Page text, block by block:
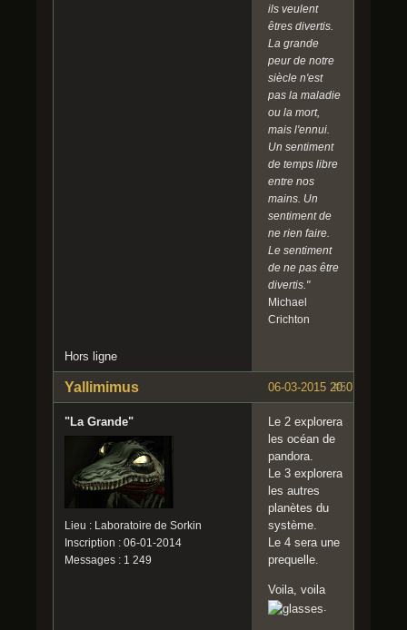
ils veulent
êtres divertis.
La grande
peur de notre
siècle n'est
pas la maladie
ou la mort,
mais l'ennui.
Un sentiment
de temps libre
entre nos
mains. Un
sentiment de
ne rien faire.
Le sentiment
de ne pas être
divertis."
Michael
Crichton
Hors ligne
#5
06-03-2015 20:07:01
Yallimimus
"La Grande"
Lieu : Laboratoire de Sorkin
Inscription : 06-01-2014
Messages : 1 249
Le 2 explorera
les océan de
pandora.
Le 3 explorera
les autres
planètes du
système.
Le 4 sera une
prequelle.
Voila, voila
.